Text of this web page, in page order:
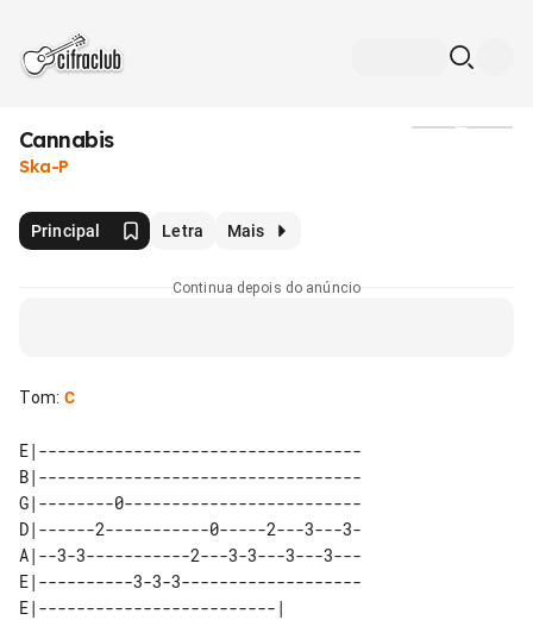
Cannabis
Ska-P
Principal Letra Mais
Continua depois do anúncio
Tom: C
E|----------------------------------
B|----------------------------------
G|--------0-------------------------
D|------2-----------0-----2---3---3-
A|--3-3-----------2---3-3---3---3---
E|----------3-3-3-------------------
E|-------------------------|